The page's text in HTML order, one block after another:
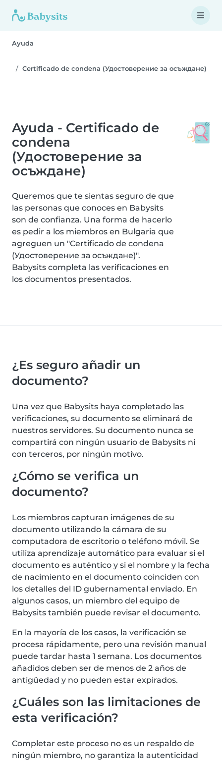
Ayuda
Certificado de condena (Удостоверение за осъждане)
Ayuda - Certificado de
condena
(Удостоверение за
осъждане)
Queremos que te sientas seguro de que
las personas que conoces en Babysits
son de confianza. Una forma de hacerlo
es pedir a los miembros en Bulgaria que
agreguen un "Certificado de condena
(Удостоверение за осъждане)".
Babysits completa las verificaciones en
los documentos presentados.
¿Es seguro añadir un
documento?
Una vez que Babysits haya completado las
verificaciones, su documento se eliminará de
nuestros servidores. Su documento nunca se
compartirá con ningún usuario de Babysits ni
con terceros, por ningún motivo.
¿Cómo se verifica un
documento?
Los miembros capturan imágenes de su
documento utilizando la cámara de su
computadora de escritorio o teléfono móvil. Se
utiliza aprendizaje automático para evaluar si el
documento es auténtico y si el nombre y la fecha
de nacimiento en el documento coinciden con
los detalles del ID gubernamental enviado. En
algunos casos, un miembro del equipo de
Babysits también puede revisar el documento.
En la mayoría de los casos, la verificación se
procesa rápidamente, pero una revisión manual
puede tardar hasta 1 semana. Los documentos
añadidos deben ser de menos de 2 años de
antigüedad y no pueden estar expirados.
¿Cuáles son las limitaciones de
esta verificación?
Completar este proceso no es un respaldo de
ningún miembro, no garantiza la autenticidad